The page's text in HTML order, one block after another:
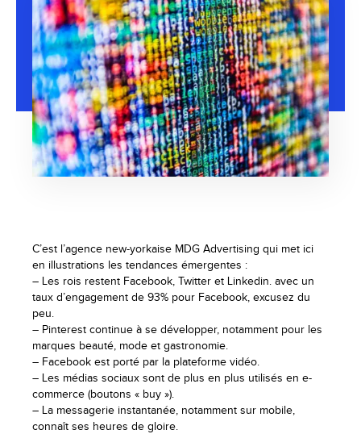
C’est l’agence new-yorkaise MDG Advertising qui met ici
en illustrations les tendances émergentes :
– Les rois restent Facebook, Twitter et Linkedin. avec un
taux d’engagement de 93% pour Facebook, excusez du
peu.
– Pinterest continue à se développer, notamment pour les
marques beauté, mode et gastronomie.
– Facebook est porté par la plateforme vidéo.
– Les médias sociaux sont de plus en plus utilisés en e-
commerce (boutons « buy »).
– La messagerie instantanée, notamment sur mobile,
connaît ses heures de gloire.